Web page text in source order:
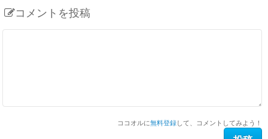
コメントを投稿
ココオルに無料登録して、コメントしてみよう！